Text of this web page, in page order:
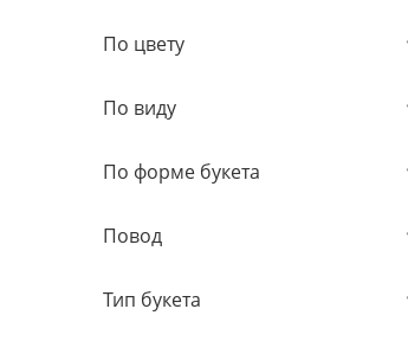
По цвету
По виду
По форме букета
Повод
Тип букета